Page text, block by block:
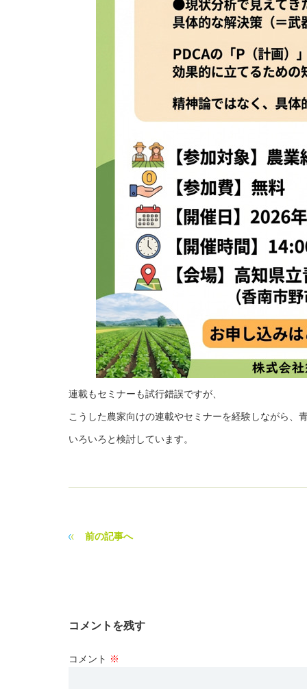
連載もセミナーも試行錯誤ですが、
こうした農家向けの連載やセミナーを経験しながら、
いろいろと検討しています。
前の記事へ
コメントを残す
コメント ※